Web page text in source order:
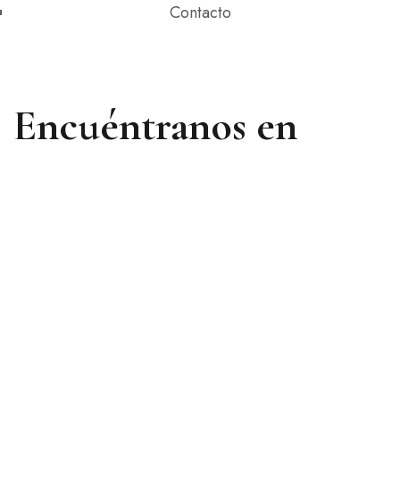
Contacto
Encuéntranos en